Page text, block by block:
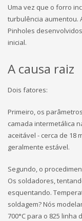
Uma vez que o forro
turbulência aumentou.
Pinholes
inicial.
A causa raiz
Dois fatores:
Primeiro, os
camada intermetálica
aceitável - cerca de 18
geralmente estável.
Segundo, o
Os soldadores,
esquentando.
soldagem? Nós
700°C para o 825 linha